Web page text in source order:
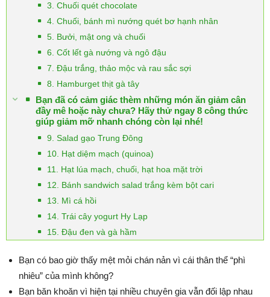
3. Chuối quét chocolate
4. Chuối, bánh mì nướng quét bơ hạnh nhân
5. Bưởi, mật ong và chuối
6. Cốt lết gà nướng và ngô đậu
7. Đậu trắng, thảo mộc và rau sắc sợi
8. Hamburget thịt gà tây
Bạn đã có cảm giác thèm những món ăn giảm cân
đầy mê hoặc này chưa? Hãy thử ngay 8 công thức
giúp giảm mỡ nhanh chóng còn lại nhé!
9. Salad gạo Trung Đông
10. Hạt diệm mạch (quinoa)
11. Hạt lúa mạch, chuối, hạt hoa mặt trời
12. Bánh sandwich salad trắng kèm bột cari
13. Mì cá hồi
14. Trái cây yogurt Hy Lạp
15. Đậu đen và gà hầm
Bạn có bao giờ thấy mệt mỏi chán nản vì cái thân thể “phì
nhiêu” của mình không?
Bạn băn khoăn vì hiện tại nhiều chuyên gia vẫn đối lập nhau